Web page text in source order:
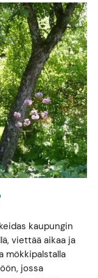
kaupungin
viettää aikaa ja
mökkipalstalla
jossa